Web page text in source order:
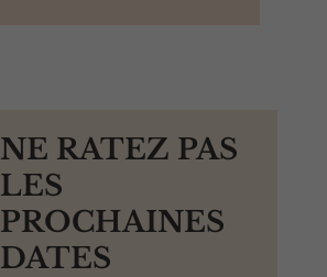
NE RATEZ PAS
LES
PROCHAINES
DATES